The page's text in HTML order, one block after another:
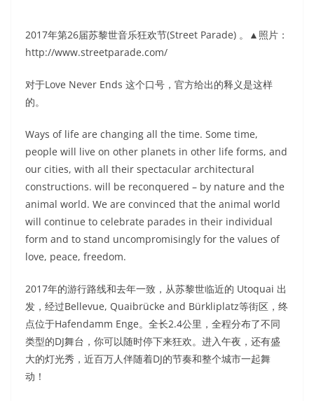
2017年第26届苏黎世音乐狂欢节(Street Parade) 。▲照片：
http://www.streetparade.com/
对于Love Never Ends 这个口号，官方给出的释义是这样
的。
Ways of life are changing all the time. Some time,
people will live on other planets in other life forms, and
our cities, with all their spectacular architectural
constructions. will be reconquered – by nature and the
animal world. We are convinced that the animal world
will continue to celebrate parades in their individual
form and to stand uncompromisingly for the values of
love, peace, freedom.
2017年的游行路线和去年一致，从苏黎世临近的 Utoquai 出
发，经过Bellevue, Quaibrücke and Bürkliplatz等街区，终
点位于Hafendamm Enge。全长2.4公里，全程分布了不同
类型的DJ舞台，你可以随时停下来狂欢。进入午夜，还有盛
大的灯光秀，近百万人伴随着DJ的节奏和整个城市一起舞
动！